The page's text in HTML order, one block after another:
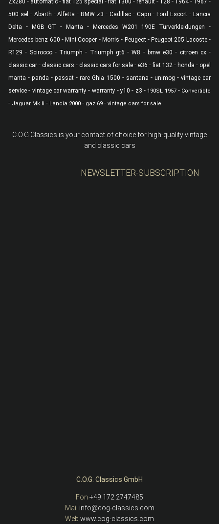
Zx280 automatic fiat 125 special fiat 1300 renault 128 1964 1967
500 sel - Abarth -Alfetta -BMW z3 - Cadillac- Capri -Ford Escort -Lancia
Delta
- MGB GT -Manta - Mercedes W201 190E Türverkleidungen -
Mercedes benz 600 -Mini Cooper -Morris - Peugeot-Peugeot 205 Lacoste-
R129 - Scirocco- Triumph - Triumph gt6 -W8 - bmw e30 - citroen cx-
classic car - classic cars - classic cars for sale - e36 -fiat 132 - honda - opel
manta -panda -passat -rare Ghia 1500 - santana - unimog - vintage car
service - vintage car warranty - warranty -y10 - z3 - 190SL 1957- Convertible
- Jaguar Mk Ii - Lancia 2000 - gaz 69 - vintage cars for sale
C.O.G Classics is your contact of choice for high-quality vintage
and classic cars
NEWSLETTER-SUBSCRIPTION
C.O.G. Classics GmbH
Fon +49 172 2747485
Mail info@cog-classics.com
Web www.cog-classics.com